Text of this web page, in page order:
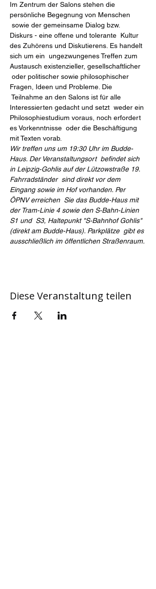
Im Zentrum der Salons stehen die
persönliche Begegnung von Menschen
sowie der gemeinsame Dialog bzw.
Diskurs - eine offene und tolerante  Kultur
des Zuhörens und Diskutierens. Es handelt
sich um ein  ungezwungenes Treffen zum
Austausch existenzieller, gesellschaftlicher
oder politischer sowie philosophischer
Fragen, Ideen und Probleme. Die
Teilnahme an den Salons ist für alle
Interessierten gedacht und setzt  weder ein
Philosophiestudium voraus, noch erfordert
es Vorkenntnisse  oder die Beschäftigung
mit Texten vorab.
Wir treffen uns um 19:30 Uhr im Budde-
Haus. Der Veranstaltungsort  befindet sich
in Leipzig-Gohlis auf der Lützowstraße 19.
Fahrradständer  sind direkt vor dem
Eingang sowie im Hof vorhanden. Per
ÖPNV erreichen  Sie das Budde-Haus mit
der Tram-Linie 4 sowie den S-Bahn-Linien
S1 und  S3, Haltepunkt "S-Bahnhof Gohlis"
(direkt am Budde-Haus). Parkplätze  gibt es
ausschließlich im öffentlichen Straßenraum.
Diese Veranstaltung teilen